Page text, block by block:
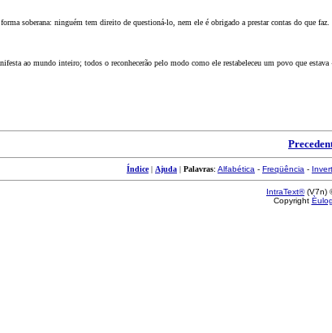
soberana: ninguém tem direito de questioná-lo, nem ele é obrigado a prestar contas do que faz.
ao mundo inteiro; todos o reconhecerão pelo modo como ele restabeleceu um povo que
Índice| Ajuda | Palavras: Alfabética - Freqüência -
IntraText®(V7n)
Copyright